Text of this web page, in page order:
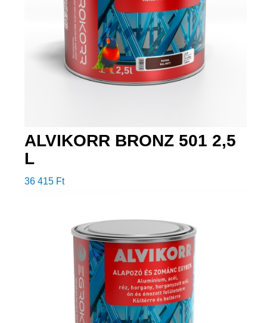
ALVIKORR BRONZ 501 2,5
L
36 415 Ft